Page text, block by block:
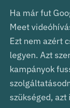
Ha már fut
Meet
Ezt nem azért
legyen. Azt
kampányok
szükséged,